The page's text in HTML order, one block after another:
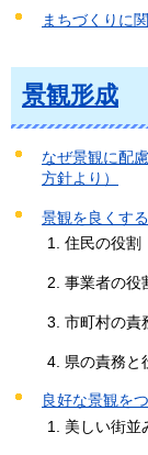
まちづくりに
景観形成
なぜ景観に配
方針より）
景観を良くす
住民の役割
事業者の役
市町村の責
県の責務と
良好な景観を
美しい街並